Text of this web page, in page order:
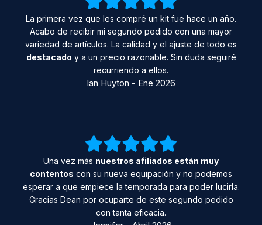
La primera vez que les compré un kit fue hace un año.
Acabo de recibir mi segundo pedido con una mayor
variedad de artículos. La calidad y el ajuste de todo es
destacado y a un precio razonable. Sin duda seguiré
recurriendo a ellos.
Ian Huyton - Ene 2026
Una vez más nuestros afiliados están muy
contentos con su nueva equipación y no podemos
esperar a que empiece la temporada para poder lucirla.
Gracias Dean por ocuparte de este segundo pedido
con tanta eficacia.